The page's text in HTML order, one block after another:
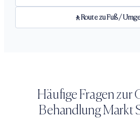
🚶Route zu Fuß /
Häufige Fragen zur
Behandlung Markt